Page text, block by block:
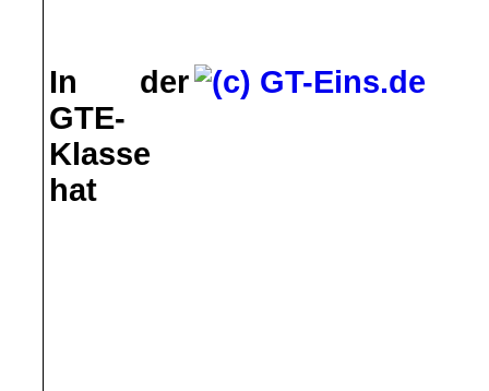
In der
GTE-
Klasse
hat